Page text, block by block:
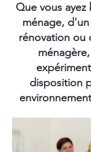
Que vous
ménage,
rénovation ou
disposition